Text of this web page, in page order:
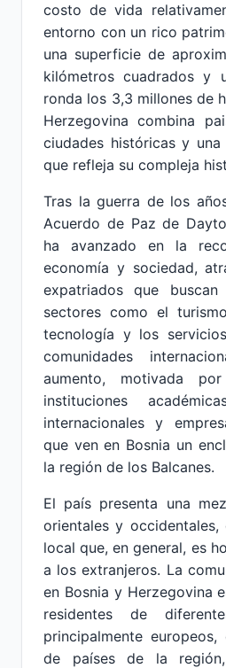
costo de vida
entorno con un rico
una superficie de
kilómetros cuadrados y
ronda los 3,3 millones de
Herzegovina combina
ciudades históricas y
que refleja su compleja
Tras la guerra de los
Acuerdo de Paz de
ha avanzado en la
economía y sociedad,
expatriados que
sectores como el
tecnología y los
comunidades
aumento, motivada
instituciones
internacionales y
que ven en Bosnia un
la región de los Balcanes.
El país presenta una
orientales y
local que, en general, es
a los extranjeros. La
en Bosnia y Herzegovina
residentes de
principalmente europeos,
de países de la